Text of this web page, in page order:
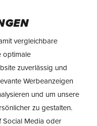
vergleichbare
optimale
zuverlässig und
Werbeanzeigen
und um unsere
zu gestalten.
Social Media oder